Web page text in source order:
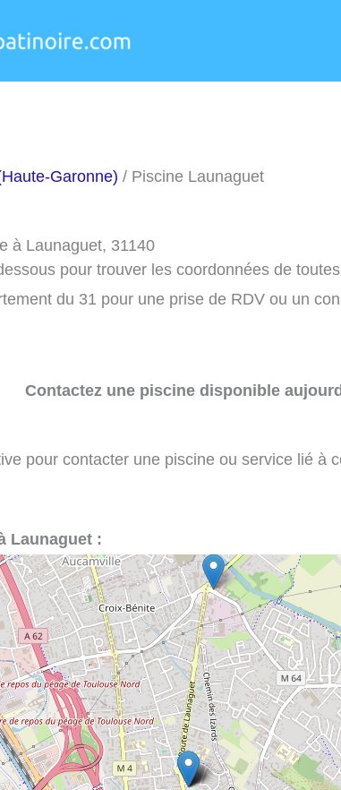
Garonne) / Piscine Launaguet
à Launaguet, 31140
pour trouver les coordonnées de
du 31 pour une prise de RDV ou un
Contactez une piscine disponible
pour contacter une piscine ou service lié à
Launaguet :